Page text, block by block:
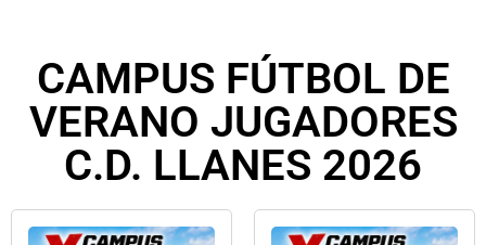
CAMPUS FÚTBOL DE
VERANO JUGADORES
C.D. LLANES 2026